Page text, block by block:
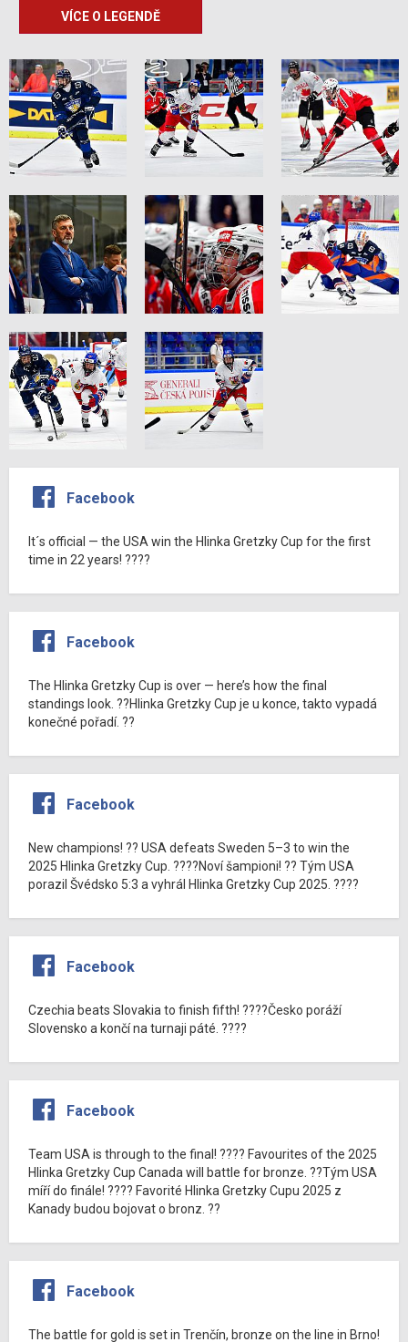
VÍCE O LEGENDĚ
Facebook
It´s official — the USA win the Hlinka Gretzky Cup for the first
time in 22 years! ????
Facebook
The Hlinka Gretzky Cup is over — here’s how the final
standings look. ??Hlinka Gretzky Cup je u konce, takto vypadá
konečné pořadí. ??
Facebook
New champions! ?? USA defeats Sweden 5–3 to win the
2025 Hlinka Gretzky Cup. ????Noví šampioni! ?? Tým USA
porazil Švédsko 5:3 a vyhrál Hlinka Gretzky Cup 2025. ????
Facebook
Czechia beats Slovakia to finish fifth! ????Česko poráží
Slovensko a končí na turnaji páté. ????
Facebook
Team USA is through to the final! ???? Favourites of the 2025
Hlinka Gretzky Cup Canada will battle for bronze. ??Tým USA
míří do finále! ???? Favorité Hlinka Gretzky Cupu 2025 z
Kanady budou bojovat o bronz. ??
Facebook
The battle for gold is set in Trenčín, bronze on the line in Brno!